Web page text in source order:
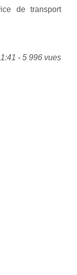
de transport
- 5 996 vues